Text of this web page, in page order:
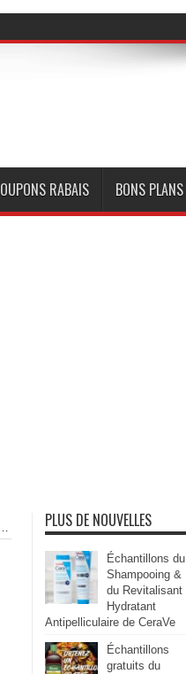
RABAIS BONS PLANS
PLUS DE NOUVELLES
Échantillons du
Shampooing &
du Revitalisant
Hydratant
Antipelliculaire de CeraVe
Échantillons
gratuits du